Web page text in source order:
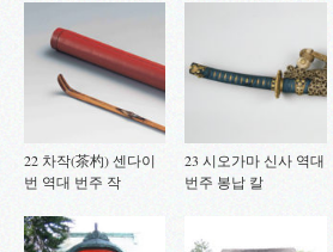
22 차작(茶杓) 센다이
번 역대 번주 작
23 시오가마 신사 역대
번주 봉납 칼